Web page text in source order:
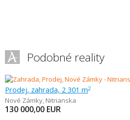
Podobné reality
Prodej, zahrada, 2 301 m2
Nové Zámky, Nitrianska
130 000,00 EUR